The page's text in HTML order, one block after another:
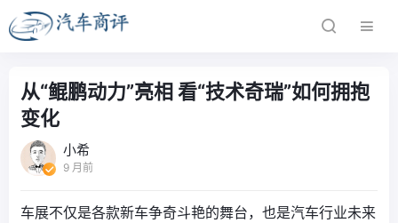
从“鲲鹏动力”亮相 看“技术奇瑞”如何拥抱
变化
小希
9 月前
车展不仅是各款新车争奇斗艳的舞台，也是汽车行业未来